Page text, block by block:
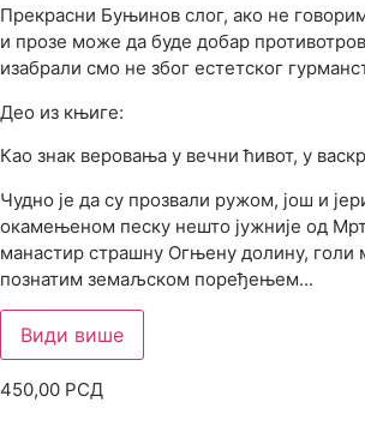
Прекрасни Буњинов слог, ако не
и прозе може да буде добар
изабрали смо не због естетског
Део из књиге:
Као знак веровања у вечни ћивот, у
Чудно је да су прозвали ружом, још и
окамењеном песку нешто јужније од
манастир страшну Огњену долину, голи
познатим земаљском поређењем...
Види више
450,00 РСД